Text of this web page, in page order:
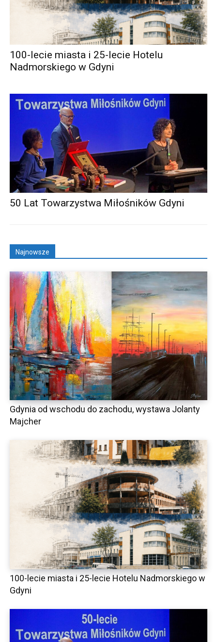
100-lecie miasta i 25-lecie Hotelu
Nadmorskiego w Gdyni
50 Lat Towarzystwa Miłośników Gdyni
Najnowsze
Gdynia od wschodu do zachodu, wystawa Jolanty
Majcher
100-lecie miasta i 25-lecie Hotelu Nadmorskiego w
Gdyni